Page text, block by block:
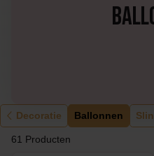
Decoratie Ballonnen
61 Producten